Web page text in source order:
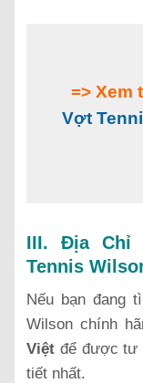
=> Xem
Vợt
III. Địa Chỉ
Tennis
Nếu bạn đang
Wilson chính
Việt để được tư
tiết nhất.